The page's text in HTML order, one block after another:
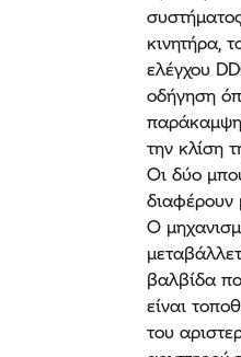
κινητήρα,
ελέγχου
οδήγηση
την κλίση
Οι δύο
διαφέρουν
Ο
βαλβίδα
είναι
του